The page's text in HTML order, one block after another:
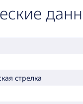
стрелка